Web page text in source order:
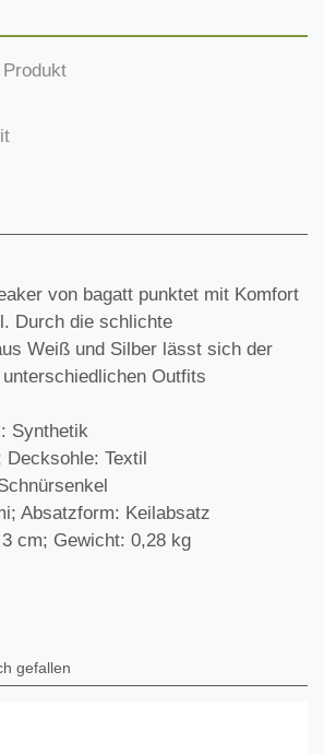
von bagatt punktet mit Komfort
Durch die schlichte
Weiß und Silber lässt sich der
Outfits
Synthetik
Decksohle: Textil
Absatzform: Keilabsatz
cm; Gewicht: 0,28 kg
gefallen